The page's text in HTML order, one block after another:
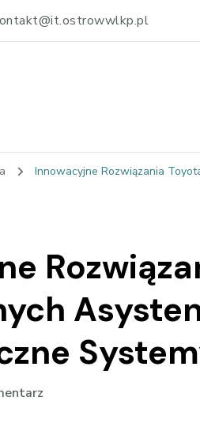
Innowacyjne Rozwiązania